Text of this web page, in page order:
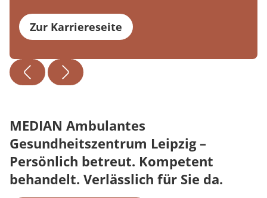
Zur Karriereseite
MEDIAN Ambulantes
Gesundheitszentrum Leipzig –
Persönlich betreut. Kompetent
behandelt. Verlässlich für Sie da.